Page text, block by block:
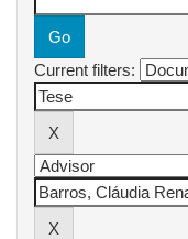
Current filters: